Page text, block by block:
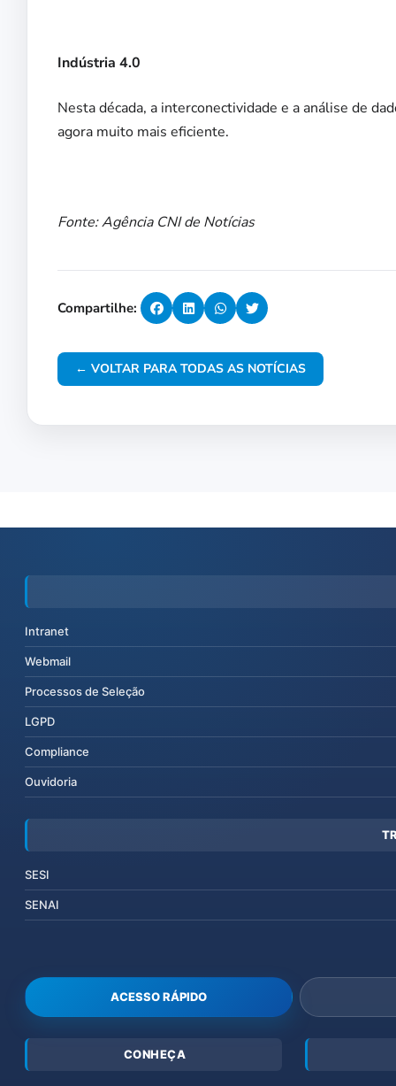
Indústria 4.0
Nesta década, a interconectividade e a análise de
agora muito mais eficiente.
Fonte: Agência CNI de Notícias
Compartilhe:
← VOLTAR PARA TODAS AS NOTÍCIAS
Intranet
Webmail
Processos de Seleção
LGPD
Compliance
Ouvidoria
SESI
SENAI
ACESSO RÁPIDO
CONHEÇA